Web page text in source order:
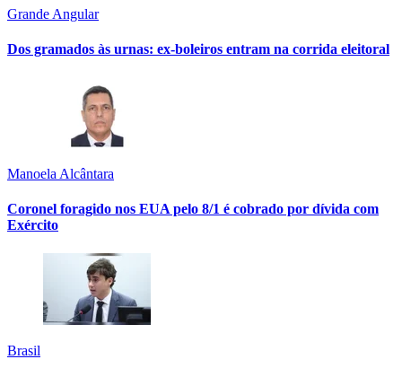
Grande Angular
Dos gramados às urnas: ex-boleiros entram na corrida eleitoral
Manoela Alcântara
Coronel foragido nos EUA pelo 8/1 é cobrado por dívida com
Exército
Brasil